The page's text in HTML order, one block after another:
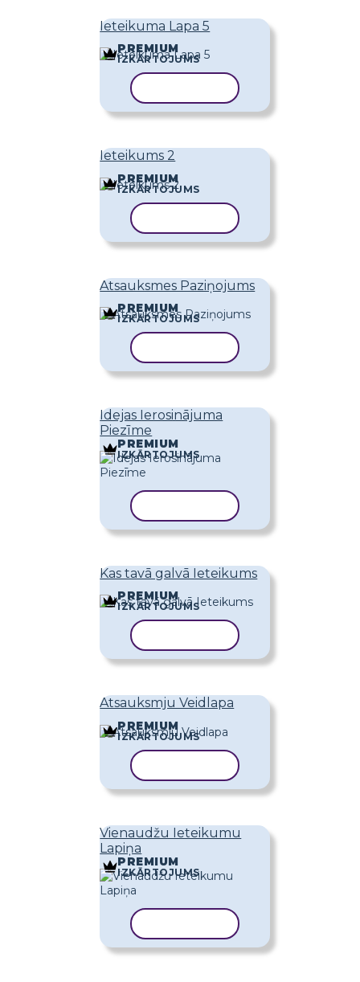
Ieteikuma Lapa 5
PREMIUM
IZKĀRTOJUMS
Ieteikums 2
PREMIUM
IZKĀRTOJUMS
Atsauksmes Paziņojums
PREMIUM
IZKĀRTOJUMS
Idejas Ierosinājuma
Piezīme
PREMIUM
IZKĀRTOJUMS
Kas tavā galvā Ieteikums
PREMIUM
IZKĀRTOJUMS
Atsauksmju Veidlapa
PREMIUM
IZKĀRTOJUMS
Vienaudžu Ieteikumu
Lapiņa
PREMIUM
IZKĀRTOJUMS